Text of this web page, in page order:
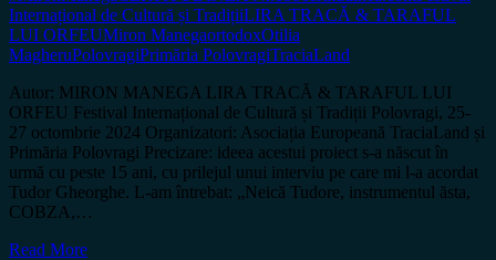
Internațional de Cultură și TradițiiLIRA TRACĂ & TARAFUL
LUI ORFEUMiron ManegaortodoxOtilia
MagheruPolovragiPrimăria PolovragiTraciaLand
Autor: MIRON MANEGA LIRA TRACĂ & TARAFUL LUI
ORFEU Festival Internațional de Cultură și Tradiții Polovragi, 25-
27 octombrie 2024 Organizatori: Asociația Europeană TraciaLand și
Primăria Polovragi Precizare: ideea acestui proiect s-a născut în
urmă cu peste 15 ani, cu prilejul unui interviu pe care mi l-a acordat
Tudor Gheorghe. L-am întrebat: „Neică Tudore, instrumentul ăsta,
COBZA,…
Read More